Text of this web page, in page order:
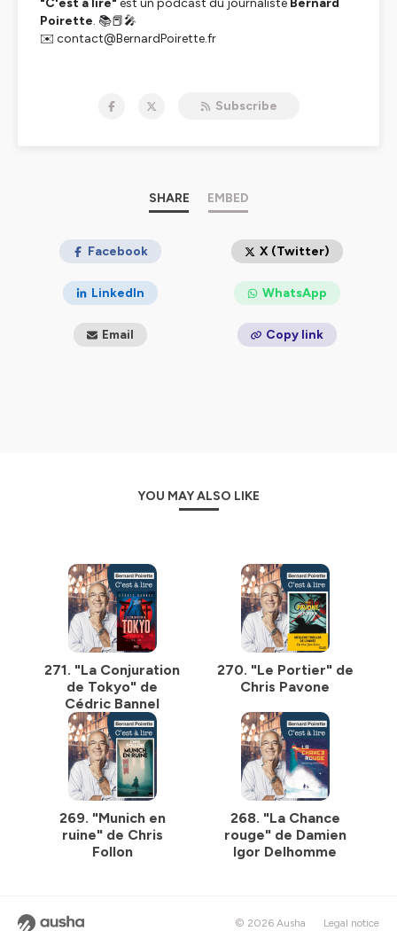
"C'est à lire" est un podcast du journaliste Bernard
Poirette. 📚📕🎤
✉️ contact@BernardPoirette.fr
www.BernardPoirette.fr
pour plus d'informations.
Subscribe
SHARE EMBED
Facebook X (Twitter)
LinkedIn WhatsApp
Email Copy link
YOU MAY ALSO LIKE
271. "La Conjuration
de Tokyo" de
Cédric Bannel
270. "Le Portier" de
Chris Pavone
269. "Munich en
ruine" de Chris
Follon
268. "La Chance
rouge" de Damien
Igor Delhomme
© 2026 Ausha Legal notice